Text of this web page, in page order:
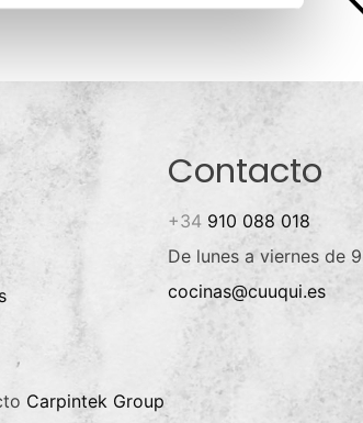
Contacto
+34910 088 018
De lunes a viernes de
cocinas@cuuqui.es
Carpintek Group